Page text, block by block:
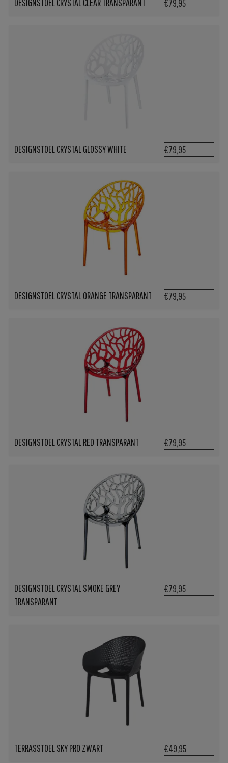
DESIGNSTOEL CRYSTAL CLEAR TRANSPARANT €79,95
DESIGNSTOEL CRYSTAL GLOSSY WHITE €79,95
DESIGNSTOEL CRYSTAL ORANGE TRANSPARANT €79,95
DESIGNSTOEL CRYSTAL RED TRANSPARANT €79,95
DESIGNSTOEL CRYSTAL SMOKE GREY
TRANSPARANT
€79,95
TERRASSTOEL SKY PRO ZWART €49,95